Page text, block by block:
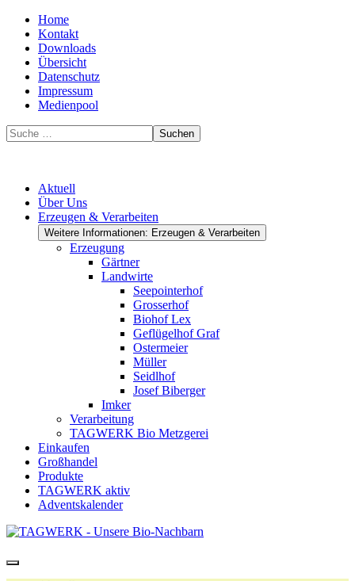
Home
Kontakt
Downloads
Übersicht
Datenschutz
Impressum
Medienpool
Suchen
Aktuell
Über Uns
Erzeugen & Verarbeiten
Weitere Informationen: Erzeugen & Verarbeiten
Erzeugung
Gärtner
Landwirte
Seepointerhof
Grosserhof
Biohof Lex
Geflügelhof Graf
Ostermeier
Müller
Seidlhof
Josef Biberger
Imker
Verarbeitung
TAGWERK Bio Metzgerei
Einkaufen
Großhandel
Produkte
TAGWERK aktiv
Adventskalender